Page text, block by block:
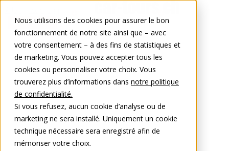
Nous utilisons des cookies pour assurer le bon
fonctionnement de notre site ainsi que – avec
votre consentement – à des fins de statistiques et
de marketing. Vous pouvez accepter tous les
cookies ou personnaliser votre choix. Vous
trouverez plus d’informations dans notre politique
de confidentialité.
Si vous refusez, aucun cookie d’analyse ou de
marketing ne sera installé. Uniquement un cookie
technique nécessaire sera enregistré afin de
mémoriser votre choix.
0848 00 77 88